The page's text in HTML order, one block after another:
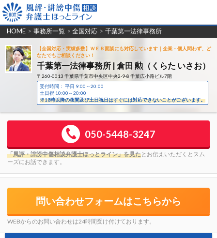
HOME > 事務所一覧 > 全国対応 > 千葉第一法律事務所
【全国対応・実績多数】ＷＥＢ面談にも対応しています｜企業・個人問わず、ど
なたでもご相談ください！
千葉第一法律事務所 | 倉田 勲（くらた いさお）
〒260-0013 千葉県千葉市中央区中央2-9-8 千葉広小路ビル7階
受付時間： 平日 9:00～20:00
土日祝 10:00～20:00
※18時以降の夜間及び土日祝日はすぐには対応できないことがございます。
050-5448-3247
「風評・誹謗中傷相談弁護士ほっとライン」を見たとお伝えいただくとスム
ーズにお話できます。
問い合わせフォームはこちらから
WEBからのお問い合わせは24時間受け付けております。